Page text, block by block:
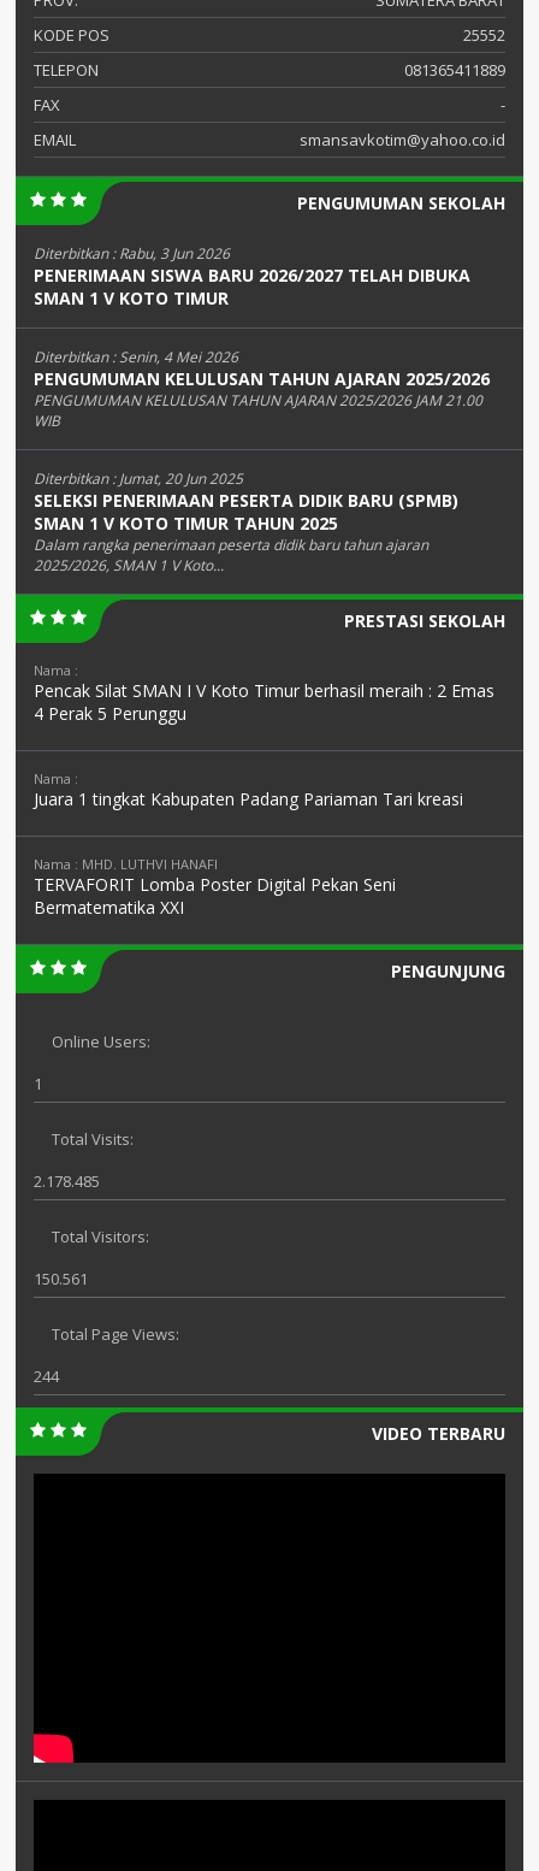
KODE POS
25552
TELEPON
081365411889
FAX
-
EMAIL
smansavkotim@yahoo.co.id
PENGUMUMAN SEKOLAH
Diterbitkan :Rabu, 3 Jun 2026
PENERIMAAN SISWA BARU 2026/2027 TELAH DIBUKA
SMAN 1 V KOTO TIMUR
Diterbitkan :Senin, 4 Mei 2026
PENGUMUMAN KELULUSAN TAHUN AJARAN 2025/2026
PENGUMUMAN KELULUSAN TAHUN AJARAN 2025/2026 JAM 21.00
WIB
Diterbitkan :Jumat, 20 Jun 2025
SELEKSI PENERIMAAN PESERTA DIDIK BARU (SPMB)
SMAN 1 V KOTO TIMUR TAHUN 2025
Dalam rangka penerimaan peserta didik baru tahun ajaran
2025/2026, SMAN 1 V Koto...
PRESTASI SEKOLAH
Nama :
Pencak Silat SMAN I V Koto Timur berhasil meraih : 2 Emas
4 Perak 5 Perunggu
Nama :
Juara 1 tingkat Kabupaten Padang Pariaman Tari kreasi
Nama : MHD. LUTHVI HANAFI
TERVAFORIT Lomba Poster Digital Pekan Seni
Bermatematika XXI
PENGUNJUNG
Online Users:
1
Total Visits:
2.178.485
Total Visitors:
150.561
Total Page Views:
244
VIDEO TERBARU